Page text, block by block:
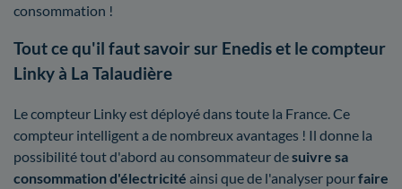
consommation !
Tout ce qu'il faut savoir sur Enedis et le compteur
Linky à La Talaudière
Le compteur Linky est déployé dans toute la France. Ce
compteur intelligent a de nombreux avantages ! Il donne la
possibilité tout d'abord au consommateur desuivre sa
consommation d'électricité ainsi que de l'analyser pourfaire